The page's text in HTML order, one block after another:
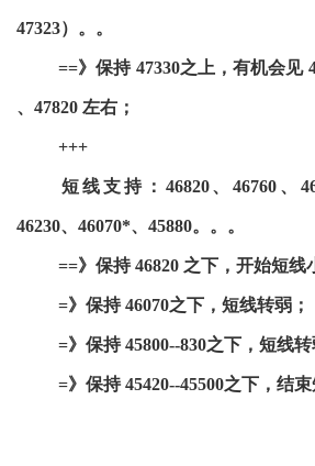
47323）。。
==》保持 47330之上，有机会见
、47820 左右；
+++
短线支持：46820、46760、
46230、46070*、45880。。。
==》保持 46820 之下，开始短线
=》保持 46070之下，短线转弱；
=》保持 45800--830之下，短线转
=》保持 45420--45500之下，结束